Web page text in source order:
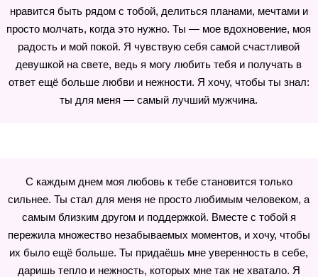
нравится быть рядом с тобой, делиться планами, мечтами и
просто молчать, когда это нужно. Ты — мое вдохновение, моя
радость и мой покой. Я чувствую себя самой счастливой
девушкой на свете, ведь я могу любить тебя и получать в
ответ ещё больше любви и нежности. Я хочу, чтобы ты знал:
ты для меня — самый лучший мужчина.
С каждым днем моя любовь к тебе становится только
сильнее. Ты стал для меня не просто любимым человеком, а
самым близким другом и поддержкой. Вместе с тобой я
пережила множество незабываемых моментов, и хочу, чтобы
их было ещё больше. Ты придаёшь мне уверенность в себе,
даришь тепло и нежность, которых мне так не хватало. Я